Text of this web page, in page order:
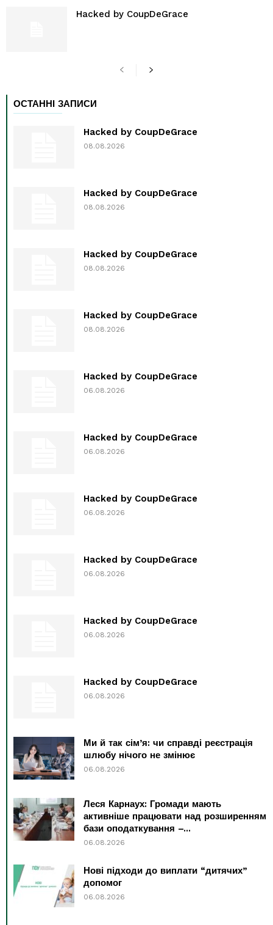
Hacked by CoupDeGrace
ОСТАННІ ЗАПИСИ
Hacked by CoupDeGrace
08.08.2026
Hacked by CoupDeGrace
08.08.2026
Hacked by CoupDeGrace
08.08.2026
Hacked by CoupDeGrace
08.08.2026
Hacked by CoupDeGrace
06.08.2026
Hacked by CoupDeGrace
06.08.2026
Hacked by CoupDeGrace
06.08.2026
Hacked by CoupDeGrace
06.08.2026
Hacked by CoupDeGrace
06.08.2026
Hacked by CoupDeGrace
06.08.2026
Ми й так сім’я: чи справді реєстрація
шлюбу нічого не змінює
06.08.2026
Леся Карнаух: Громади мають
активніше працювати над розширенням
бази оподаткування –...
06.08.2026
Нові підходи до виплати “дитячих”
допомог
06.08.2026